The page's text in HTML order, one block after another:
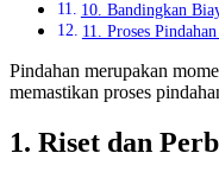
10. Bandingkan
11. Proses
Pindahan merupakan
memastikan proses
1. Riset dan